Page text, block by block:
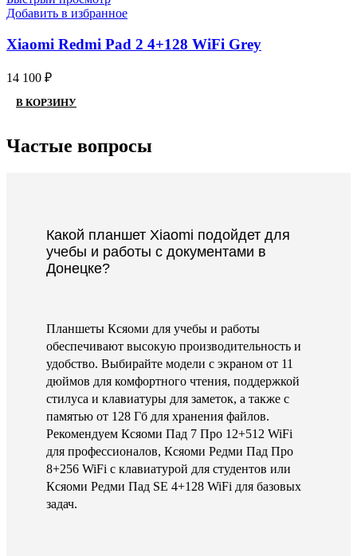
Добавить в избранное
Xiaomi Redmi Pad 2 4+128 WiFi Grey
14 100 ₽
В КОРЗИНУ
Частые вопросы
Какой планшет Xiaomi подойдет для
учебы и работы с документами в
Донецке?
Планшеты Ксяоми для учебы и работы
обеспечивают высокую производительность и
удобство. Выбирайте модели с экраном от 11
дюймов для комфортного чтения, поддержкой
стилуса и клавиатуры для заметок, а также с
памятью от 128 Гб для хранения файлов.
Рекомендуем Ксяоми Пад 7 Про 12+512 WiFi
для профессионалов, Ксяоми Редми Пад Про
8+256 WiFi с клавиатурой для студентов или
Ксяоми Редми Пад SE 4+128 WiFi для базовых
задач.